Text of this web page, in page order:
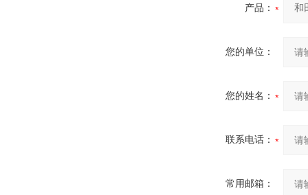
产品：
您的单位：
您的姓名：
联系电话：
常用邮箱：